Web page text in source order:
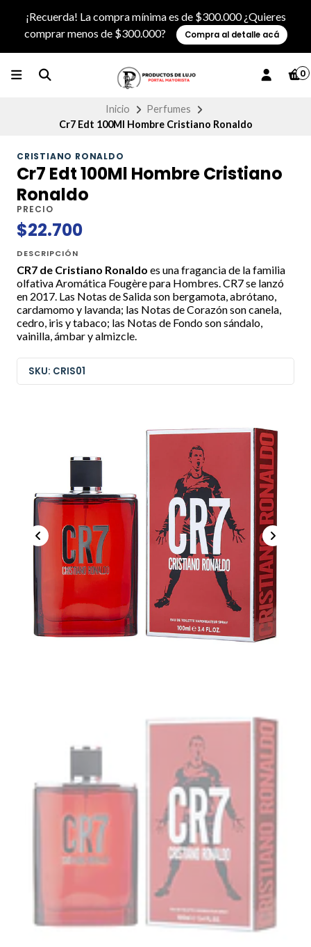
¡Recuerda! La compra mínima es de $300.000 ¿Quieres
comprar menos de $300.000?
Compra al detalle acá
0
Inicio
Perfumes
Cr7 Edt 100Ml Hombre Cristiano Ronaldo
CRISTIANO RONALDO
Cr7 Edt 100Ml Hombre Cristiano
Ronaldo
PRECIO
$22.700
DESCRIPCIÓN
CR7 de Cristiano Ronaldo es una fragancia de la familia
olfativa Aromática Fougère para Hombres. CR7 se lanzó
en 2017. Las Notas de Salida son bergamota, abrótano,
cardamomo y lavanda; las Notas de Corazón son canela,
cedro, iris y tabaco; las Notas de Fondo son sándalo,
vainilla, ámbar y almizcle.
SKU: CRIS01